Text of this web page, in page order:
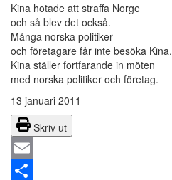
Kina hotade att straffa Norge
och så blev det också.
Många norska politiker
och företagare får inte besöka Kina.
Kina ställer fortfarande in möten
med norska politiker och företag.
13 januari 2011
Skriv ut
Email